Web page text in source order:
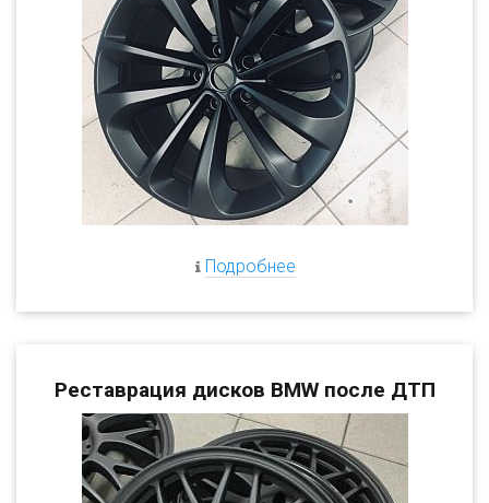
Подробнее
Реставрация дисков BMW после ДТП